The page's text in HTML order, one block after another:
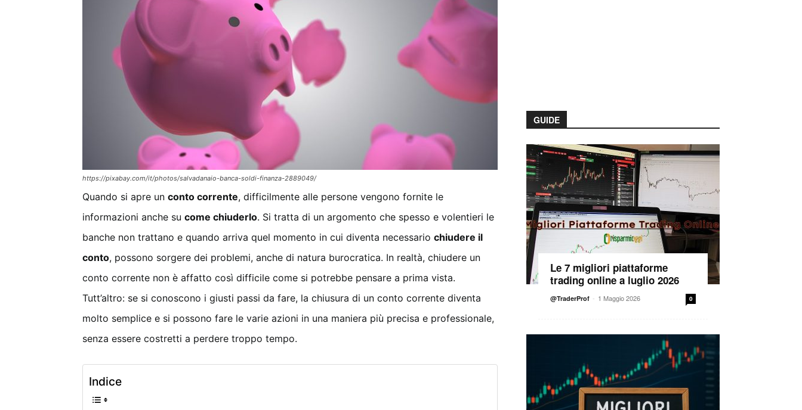
https://pixabay.com/it/photos/salvadanaio-banca-soldi-finanza-2889049/
Quando si apre un conto corrente, difficilmente alle persone vengono fornite le
informazioni anche su come chiuderlo. Si tratta di un argomento che spesso e volentieri le
banche non trattano e quando arriva quel momento in cui diventa necessario chiudere il
conto, possono sorgere dei problemi, anche di natura burocratica. In realtà, chiudere un
conto corrente non è affatto così difficile come si potrebbe pensare a prima vista.
Tutt’altro: se si conoscono i giusti passi da fare, la chiusura di un conto corrente diventa
molto semplice e si possono fare le varie azioni in una maniera più precisa e professionale,
senza essere costretti a perdere troppo tempo.
Indice
GUIDE
Le 7 migliori piattaforme
trading online a luglio 2026
@TraderProf - 1 Maggio 2026 0